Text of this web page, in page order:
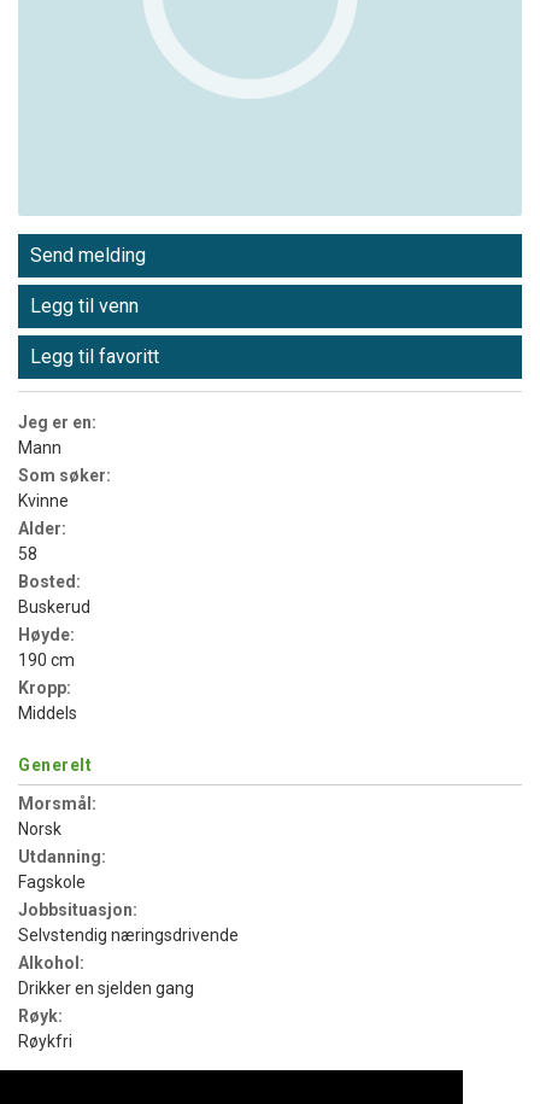
Send melding
Legg til venn
Legg til favoritt
Jeg er en:
Mann
Som søker:
Kvinne
Alder:
58
Bosted:
Buskerud
Høyde:
190 cm
Kropp:
Middels
Generelt
Morsmål:
Norsk
Utdanning:
Fagskole
Jobbsituasjon:
Selvstendig næringsdrivende
Alkohol:
Drikker en sjelden gang
Røyk:
Røykfri